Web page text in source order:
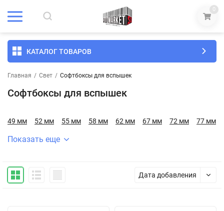
0
КАТАЛОГ ТОВАРОВ
Главная / Свет / Софтбоксы для вспышек
Софтбоксы для вспышек
49 мм 52 мм 55 мм 58 мм 62 мм 67 мм 72 мм 77 мм
Показать еще
Дата добавления